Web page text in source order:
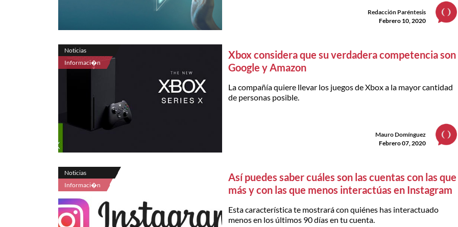
Redacción Paréntesis
Febrero 10, 2020
Noticias
Informaci�n
Xbox considera que su verdadera competencia son
Google y Amazon
La compañía quiere llevar los juegos de Xbox a la mayor cantidad
de personas posible.
Mauro Domínguez
Febrero 07, 2020
Noticias
Informaci�n
Así puedes saber cuáles son las cuentas con las que
más y con las que menos interactúas en Instagram
Esta característica te mostrará con quiénes has interactuado
menos en los últimos 90 días en tu cuenta.